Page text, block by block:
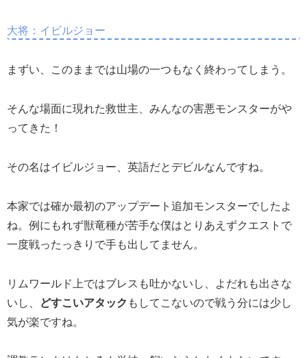
大将：イビルジョー
まずい、このままでは山場の一つもなく終わってしまう。
そんな場面に現れた救世主、みんなの害悪モンスターがや
ってきた！
その名はイビルジョー、英語だとデビルなんですね。
本家では確か最初のアップデート追加モンスターでしたよ
ね。例にもれず獣竜種が苦手な僕はとりあえずクエストで
一度戦ったっきりで手も出してません。
リムワールド上ではブレスも吐かないし、よだれも出さな
いし、
どすこいアタック もしてこないので戦う分には少し
気が楽ですね。